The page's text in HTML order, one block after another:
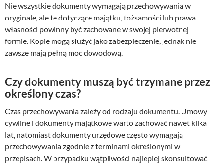
Nie wszystkie dokumenty wymagają przechowywania w
oryginale, ale te dotyczące majątku, tożsamości lub prawa
własności powinny być zachowane w swojej pierwotnej
formie. Kopie mogą służyć jako zabezpieczenie, jednak nie
zawsze mają pełną moc dowodową.
Czy dokumenty muszą być trzymane przez
określony czas?
Czas przechowywania zależy od rodzaju dokumentu. Umowy
cywilne i dokumenty majątkowe warto zachować nawet kilka
lat, natomiast dokumenty urzędowe często wymagają
przechowywania zgodnie z terminami określonymi w
przepisach. W przypadku wątpliwości najlepiej skonsultować